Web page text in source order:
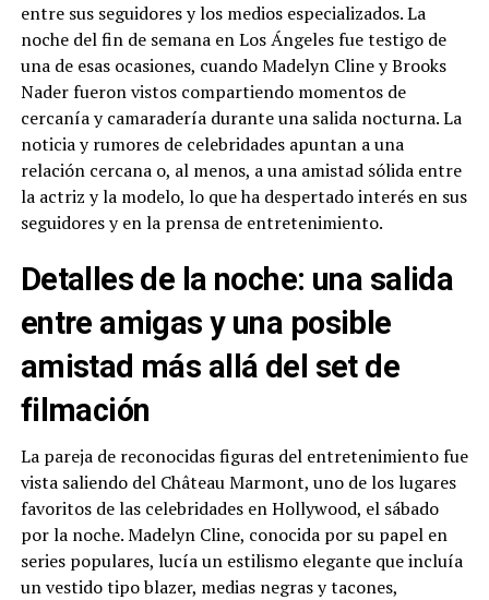
entre sus seguidores y los medios especializados. La
noche del fin de semana en Los Ángeles fue testigo de
una de esas ocasiones, cuando Madelyn Cline y Brooks
Nader fueron vistos compartiendo momentos de
cercanía y camaradería durante una salida nocturna. La
noticia y rumores de celebridades apuntan a una
relación cercana o, al menos, a una amistad sólida entre
la actriz y la modelo, lo que ha despertado interés en sus
seguidores y en la prensa de entretenimiento.
Detalles de la noche: una salida
entre amigas y una posible
amistad más allá del set de
filmación
La pareja de reconocidas figuras del entretenimiento fue
vista saliendo del Château Marmont, uno de los lugares
favoritos de las celebridades en Hollywood, el sábado
por la noche. Madelyn Cline, conocida por su papel en
series populares, lucía un estilismo elegante que incluía
un vestido tipo blazer, medias negras y tacones,